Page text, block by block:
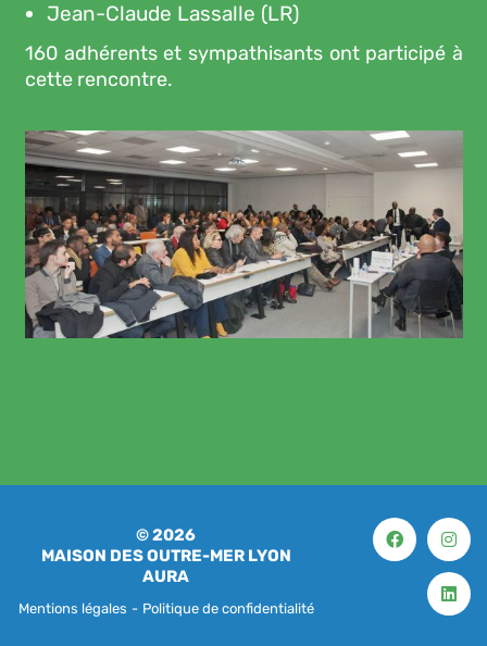
Jean-Claude Lassalle (LR)
160 adhérents et sympathisants ont participé à
cette rencontre.
© 2026
MAISON DES OUTRE-MER LYON
AURA
Mentions légales - Politique de confidentialité